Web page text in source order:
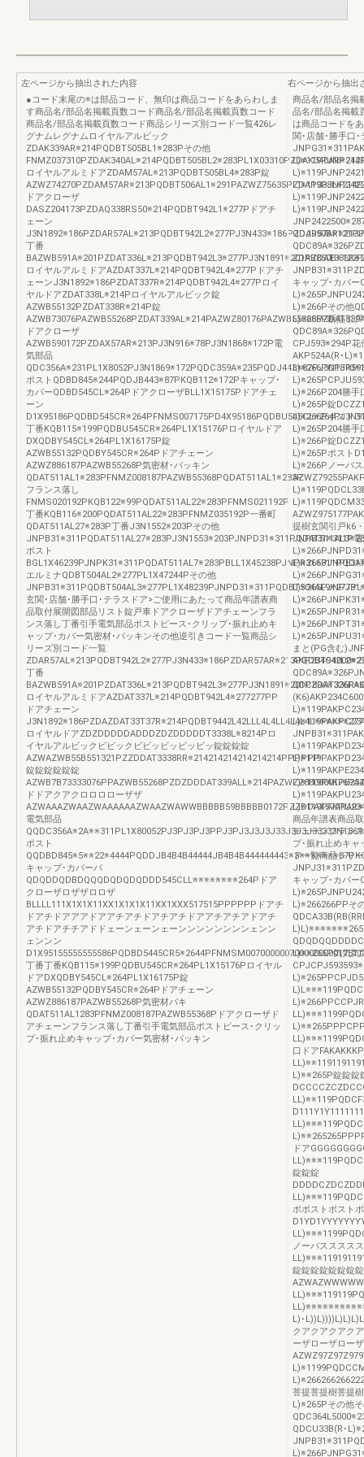
左ページから抽出された内容
●コード末尾の※は部品コード、無印は商品コードをあらわしま
す商品名/部品名掲載頁数コード商品名/部品名掲載頁数コード
商品名/部品名掲載頁数コード商品シリーズ別コード一覧426レ
グナムレグナムロイヤルアルビック
ZDAK339AR※214PQDBT505BL1※283Pその他
ロイヤルアルミドアZDAM57AL※213PQDBT505BL4※283P錠
ドアクローザ
DASZ204173PZDAQ338RS50※214PQDBT942L1※277Pドアチ
ェーン
丁番
ロイヤルアルミドアAZDAT337L※214PQDBT942L4※277Pドアチ
ェーンJ3N1892※186PZDAT337R※214PQDBT942L4※277Pロイ
ヤルドアZDAT338L※214Pロイヤルアルビック錠
AZWB55132PZDAT338R※214P錠
ドアクローザ
AZWB590172PZDAX57AR※213PJ3N916※78PJ3N1868※172P電
気部品
ポストQDBD845※244PQDJB443※87PKQB112※172Pキャップ･
カバーQDBD545CL※264PドアクローザBLL1X15175Pドアチェ
ーン
丁番KQB115※199PQDBU545CR※264PL1X15176Pロイヤルドア
DXQDBY545CL※264PL1X16175P錠
AZWB55132PQDBY545CR※264Pドアチェーン
AZWZ886187PAZWB55268P気密材･パッキン
QDAT511AL1※283PFNMZ008187PAZWB55368PQDAT511AL1※283P
フランス落し
FNMS020192PKQB122※99PQDAT511AL22※283PFNMS021192P
丁番KQB116※200PQDAT511AL22※283PFNMZ035192P一番町
QDAT511AL27※283P丁番J3N1552※203Pその他
ポスト
エルミナQDBT504AL2※277PL1X47244Pその他
玄関･店舗･勝手口･テラスドア>ご使用にあたって商品年譜表商
品取付展開図部品リスト錠戸車ドアクローザドアチェーンフラ
ンス落し丁番引手電気部品ポストピース･クリップ･振れ止めキ
ャップ･カバー気密材･パッキンその他逆引きコード一覧商品シ
リーズ別コード一覧
丁番
ロイヤルアルミドアAZDAT337L※214PQDBT942L4※277277PP
ドアチェーン
ロイヤルドアZDZDDDDDADDDZDZDDDDDT3338L※8214Pロ
イヤルアルビックビビックビビッビッビッビッ錠錠錠錠
AZWAZWB55B551321PZZDDAT3338RR※214214214214214214PPPPPP
錠錠錠錠錠錠
ドドアクアクロロロローザザ
電気部品
ポスト
キャップ･カバーバ
QDQDDQDBDQQQDQDQDQDDD545CLL※※※※※※※※264Pドア
クローザロザザロロザ
BLLLL111X1X1X11XX1X1X1X11XX1XXX517515PPPPPPドアチ
ドアチドアアアドアアチアチドアチアチドアアチアチアドアチ
アチドアチチアドドェーンェーンェーンンンンンンンンェンン
ェンンン
丁番丁番KQB115※199PQDBU545CR※264PL1X15176Pロイヤル
ドアDXQDBY545CL※264PL1X16175P錠
AZWB55132PQDBY545CR※264Pドアチェーン
AZWZ886187PAZWB55268P気密材パキ
QDAT511AL1283PFNMZ008187PAZWB55368Pドアクローザド
アチェーンフランス落し丁番引手電気部品ポストピース･クリッ
プ･振れ止めキャップ･カバー気密材･パッキン
右ページから抽出
商品名/部品名掲
品名/部品名掲載
は商品コードを
関･店舗･勝手口･
キャップ･カバー
L)※266Pその他
L)※265P断熱引
CPJ593※294P花
AKP524A(R･
L)※266P204勝手
L)※265P錠
L)※266Pポスト
L)※265P204勝手
L)※266P錠
L)※265Pポスト
L)※266Pノーバ
提樹玄関引戸k6
JNPB31※311P電
まと(PG含む
商品年譜表商品
チェーンフラン
プ･振れ止めキャ
ド一覧商品シリ
キャップ･カバー
L)※266266PPそ
L)※※266P気気気
口ドア
L)※※265P錠錠錠
ドア
錠錠錠
ポポストポスト
ノーバスススス
錠錠錠錠錠錠錠
L)･
クアクアクアク
ーザローザロー
菩提菩提樹菩提
L)※265Pその他
QDCU33B(R･